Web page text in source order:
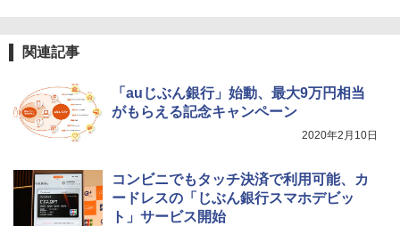
関連記事
「auじぶん銀行」始動、最大9万円相当
がもらえる記念キャンペーン
2020年2月10日
コンビニでもタッチ決済で利用可能、カ
ードレスの「じぶん銀行スマホデビッ
ト」サービス開始